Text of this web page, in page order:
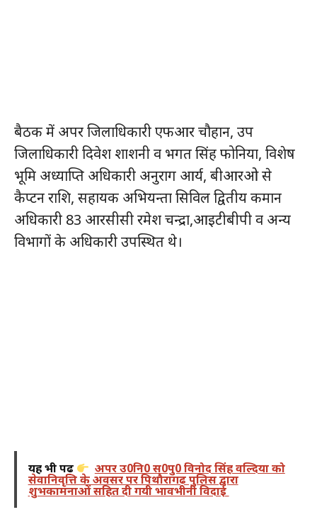
बैठक में अपर जिलाधिकारी एफआर चौहान, उप
जिलाधिकारी दिवेश शाशनी व भगत सिंह फोनिया, विशेष
भूमि अध्याप्ति अधिकारी अनुराग आर्य, बीआरओ से
कैप्टन राशि, सहायक अभियन्ता सिविल द्वितीय कमान
अधिकारी 83 आरसीसी रमेश चन्द्रा,आइटीबीपी व अन्य
विभागों के अधिकारी उपस्थित थे।
यह भी पढ़ें अपर उ0नि0 स0पु0 विनोद सिंह वल्दिया को
सेवानिवृत्ति के अवसर पर पिथौरागढ़ पुलिस द्वारा
शुभकामनाओं सहित दी गयी भावभीनी विदाई